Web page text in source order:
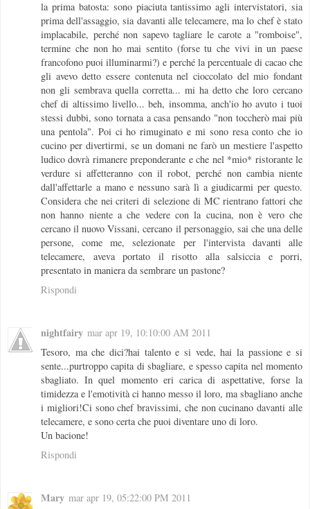
la prima batosta: sono piaciuta tantissimo agli intervistatori, sia
prima dell'assaggio, sia davanti alle telecamere, ma lo chef è stato
implacabile, perché non sapevo tagliare le carote a "romboise",
termine che non ho mai sentito (forse tu che vivi in un paese
francofono puoi illuminarmi?) e perché la percentuale di cacao che
gli avevo detto essere contenuta nel cioccolato del mio fondant
non gli sembrava quella corretta... mi ha detto che loro cercano
chef di altissimo livello... beh, insomma, anch'io ho avuto i tuoi
stessi dubbi, sono tornata a casa pensando "non toccherò mai più
una pentola". Poi ci ho rimuginato e mi sono resa conto che io
cucino per divertirmi, se un domani ne farò un mestiere l'aspetto
ludico dovrà rimanere preponderante e che nel *mio* ristorante le
verdure si affetteranno con il robot, perché non cambia niente
dall'affettarle a mano e nessuno sarà lì a giudicarmi per questo.
Considera che nei criteri di selezione di MC rientrano fattori che
non hanno niente a che vedere con la cucina, non è vero che
cercano il nuovo Vissani, cercano il personaggio, sai che una delle
persone, come me, selezionate per l'intervista davanti alle
telecamere, aveva portato il risotto alla salsiccia e porri,
presentato in maniera da sembrare un pastone?
Rispondi
nightfairy mar apr 19, 10:10:00 AM 2011
Tesoro, ma che dici?hai talento e si vede, hai la passione e si
sente...purtroppo capita di sbagliare, e spesso capita nel momento
sbagliato. In quel momento eri carica di aspettative, forse la
timidezza e l'emotività ci hanno messo il loro, ma sbagliano anche
i migliori!Ci sono chef bravissimi, che non cucinano davanti alle
telecamere, e sono certa che puoi diventare uno di loro.
Un bacione!
Rispondi
Mary mar apr 19, 05:22:00 PM 2011